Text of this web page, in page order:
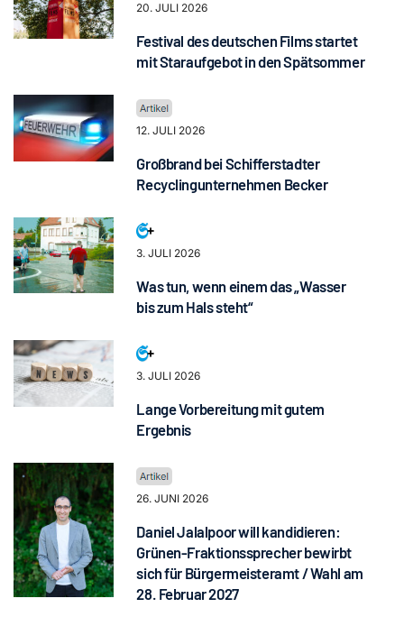
20. JULI 2026
Festival des deutschen Films startet
mit Staraufgebot in den Spätsommer
12. JULI 2026
Großbrand bei Schifferstadter
Recyclingunternehmen Becker
3. JULI 2026
Was tun, wenn einem das „Wasser
bis zum Hals steht“
3. JULI 2026
Lange Vorbereitung mit gutem
Ergebnis
26. JUNI 2026
Daniel Jalalpoor will kandidieren:
Grünen-Fraktionssprecher bewirbt
sich für Bürgermeisteramt / Wahl am
28. Februar 2027